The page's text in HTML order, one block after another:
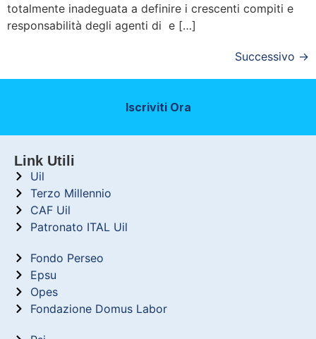
totalmente inadeguata a definire i crescenti compiti e
responsabilità degli agenti di e […]
Successivo →
Iscriviti Ora
Link Utili
Uil
Terzo Millennio
CAF Uil
Patronato ITAL Uil
Fondo Perseo
Epsu
Opes
Fondazione Domus Labor